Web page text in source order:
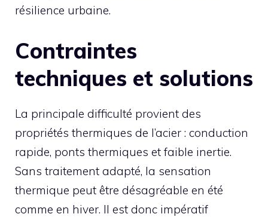
résilience urbaine.
Contraintes
techniques et solutions
La principale difficulté provient des
propriétés thermiques de l’acier : conduction
rapide, ponts thermiques et faible inertie.
Sans traitement adapté, la sensation
thermique peut être désagréable en été
comme en hiver. Il est donc impératif